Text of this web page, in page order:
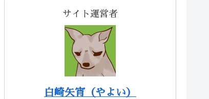
サイト運営者
白崎矢宵（やよい）